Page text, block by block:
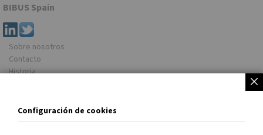
BIBUS Spain
Sobre nosotros
Contacto
Historia
Dirección
Configuración de cookies